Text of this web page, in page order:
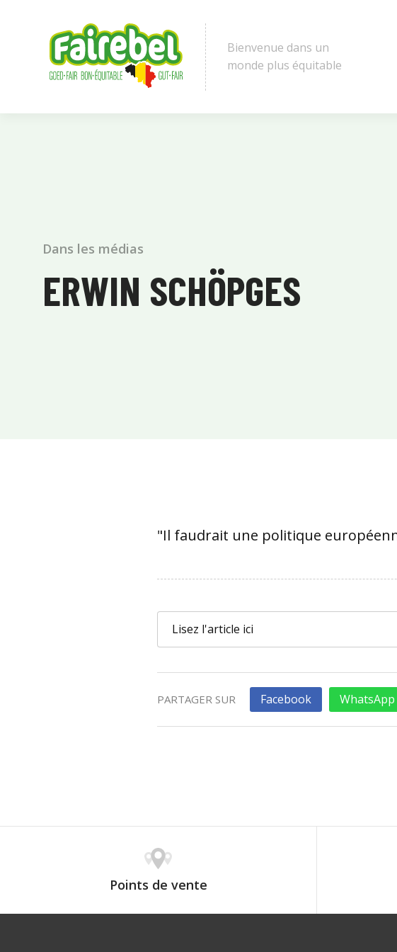
Bienvenue dans un
monde plus équitable
Dans les médias
ERWIN SCHÖPGES
"Il faudrait une politique
Lisez l'article ici
PARTAGER SUR Facebook WhatsApp
Points de vente